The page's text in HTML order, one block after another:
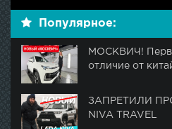
Популярное:
МОСКВИЧ!
отличие от
ЗАПРЕТИЛИ
NIVA TRAVEL